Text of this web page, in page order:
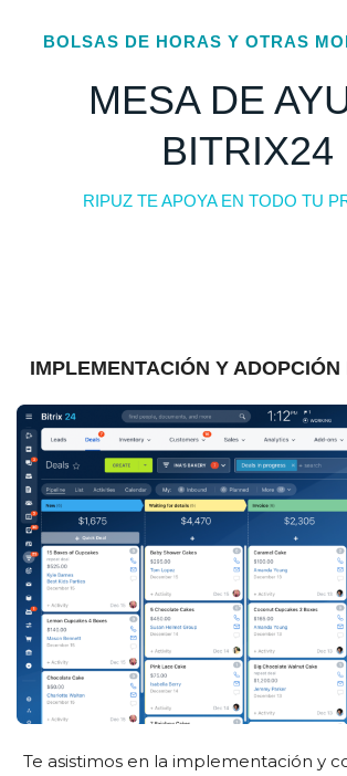
BOLSAS DE HORAS Y OTRAS
MESA DE
BITRIX24
RIPUZ TE APOYA EN TODO TU
IMPLEMENTACIÓN Y
Te asistimos en la implementación y